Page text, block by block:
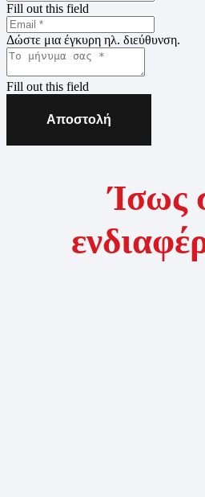
Fill out this field
Δώστε μια έγκυρη ηλ. διεύθυνση.
Fill out this field
Αποστολή
Ίσως